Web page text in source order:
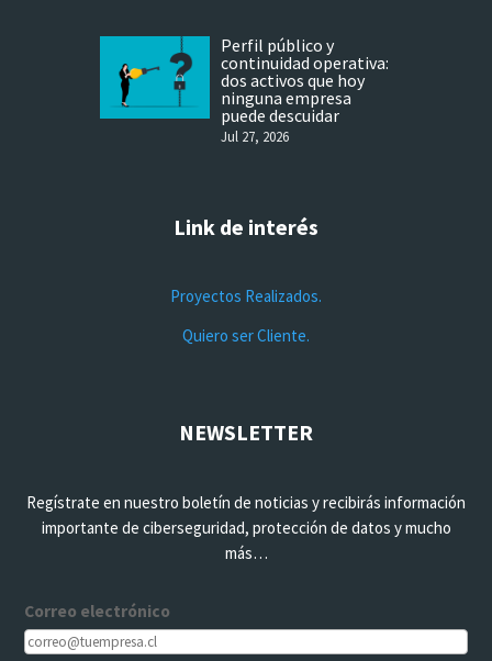
Perfil público y
continuidad operativa:
dos activos que hoy
ninguna empresa
puede descuidar
Jul 27, 2026
Link de interés
Proyectos Realizados.
Quiero ser Cliente.
NEWSLETTER
Regístrate en nuestro boletín de noticias y recibirás información
importante de ciberseguridad, protección de datos y mucho
más…
Correo electrónico